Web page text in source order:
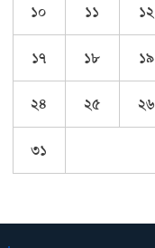
১০ ১১ ১২
১৭ ১৮ ১৯
২৪ ২৫ ২৬
৩১